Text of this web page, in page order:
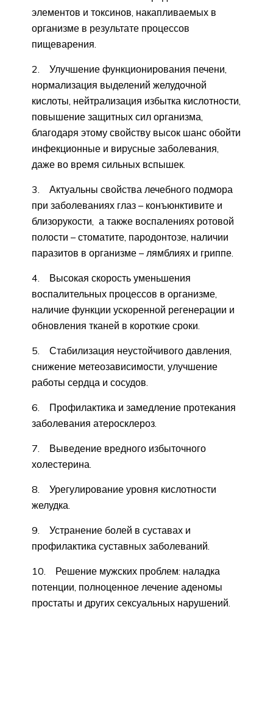
элементов и токсинов, накапливаемых в
организме в результате процессов
пищеварения.
2. Улучшение функционирования печени,
нормализация выделений желудочной
кислоты, нейтрализация избытка кислотности,
повышение защитных сил организма,
благодаря этому свойству высок шанс обойти
инфекционные и вирусные заболевания,
даже во время сильных вспышек.
3. Актуальны свойства лечебного подмора
при заболеваниях глаз – конъюнктивите и
близорукости, а также воспалениях ротовой
полости – стоматите, пародонтозе, наличии
паразитов в организме – лямблиях и гриппе.
4. Высокая скорость уменьшения
воспалительных процессов в организме,
наличие функции ускоренной регенерации и
обновления тканей в короткие сроки.
5. Стабилизация неустойчивого давления,
снижение метеозависимости, улучшение
работы сердца и сосудов.
6. Профилактика и замедление протекания
заболевания атеросклероз.
7. Выведение вредного избыточного
холестерина.
8. Урегулирование уровня кислотности
желудка.
9. Устранение болей в суставах и
профилактика суставных заболеваний.
10. Решение мужских проблем: наладка
потенции, полноценное лечение аденомы
простаты и других сексуальных нарушений.